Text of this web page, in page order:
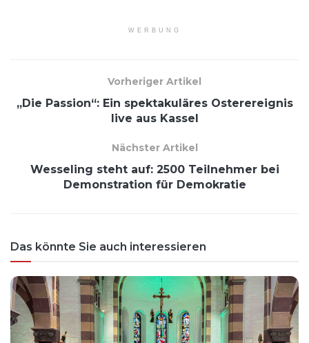
WERBUNG
Vorheriger Artikel
„Die Passion“: Ein spektakuläres Osterereignis
live aus Kassel
Nächster Artikel
Wesseling steht auf: 2500 Teilnehmer bei
Demonstration für Demokratie
Das könnte Sie auch interessieren